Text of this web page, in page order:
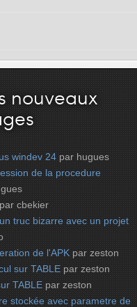
nouveaux
windev 24 par hugues
de la procedure
par cbekier
truc bizarre avec un projet
de l'APK par zeston
sur TABLE par zeston
TABLE par zeston
stockée avec parametre de